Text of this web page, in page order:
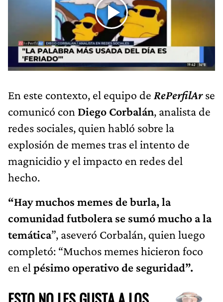
En este contexto, el equipo de RePerfilAr se
comunicó con Diego Corbalán, analista de
redes sociales, quien habló sobre la
explosión de memes tras el intento de
magnicidio y el impacto en redes del
hecho.
“Hay muchos memes de burla, la
comunidad futbolera se sumó mucho a la
temática”, aseveró Corbalán, quien luego
completó: “Muchos memes hicieron foco
en el pésimo operativo de seguridad”.